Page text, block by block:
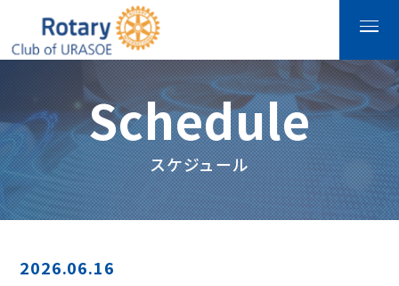
Schedule
スケジュール
2026.06.16